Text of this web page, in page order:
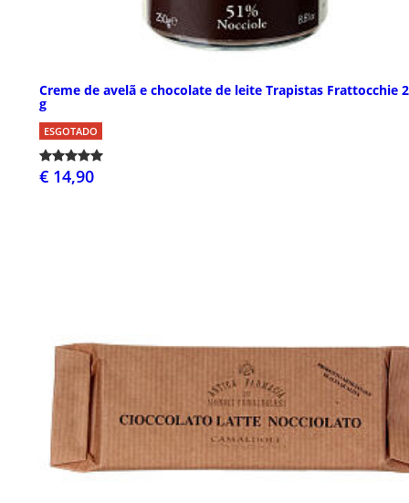
Creme de avelã e chocolate de leite Trapistas Frattocchie
g
ESGOTADO
€ 14,90